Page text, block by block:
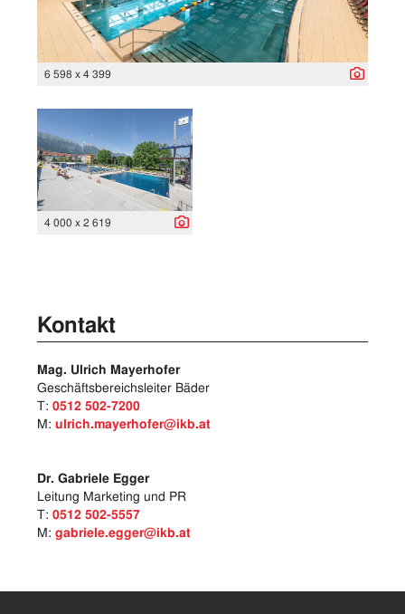
6 598 x 4 399
4 000 x 2 619
Kontakt
Mag. Ulrich Mayerhofer
Geschäftsbereichsleiter Bäder
T: 0512 502-7200
M: ulrich.mayerhofer@ikb.at
Dr. Gabriele Egger
Leitung Marketing und PR
T: 0512 502-5557
M: gabriele.egger@ikb.at